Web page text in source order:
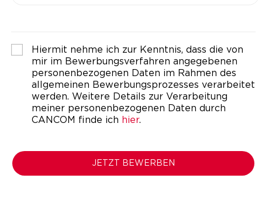
Hiermit nehme ich zur Kenntnis, dass die von
mir im Bewerbungsverfahren angegebenen
personenbezogenen Daten im Rahmen des
allgemeinen Bewerbungsprozesses verarbeitet
werden. Weitere Details zur Verarbeitung
meiner personenbezogenen Daten durch
CANCOM finde ich hier.
JETZT BEWERBEN